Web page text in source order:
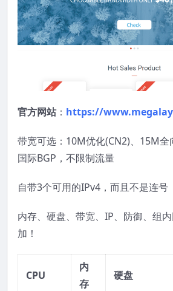
官方网站： https://
带宽可选：10M优化(CN2)、15M全
国际BGP，不限制流量
自带3个可用的IPv4，而且不是连号
内存、硬盘、带宽、IP、防御、组
加！
CPU
内
存
硬盘